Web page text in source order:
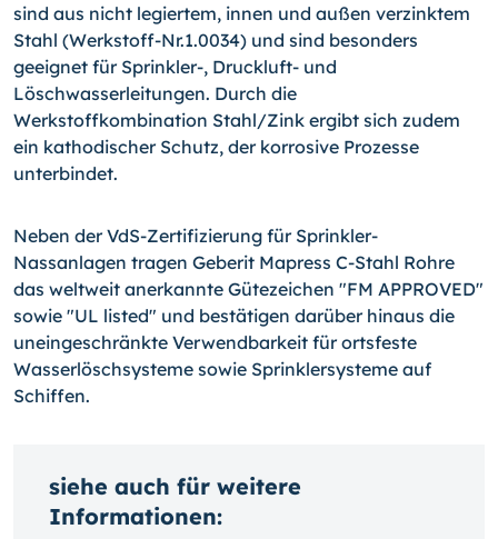
sind aus nicht legiertem, innen und außen verzinktem
Stahl (Werkstoff-Nr.1.0034) und sind besonders
geeignet für Sprinkler-, Druckluft- und
Löschwasserleitungen. Durch die
Werkstoffkombination Stahl/Zink ergibt sich zudem
ein kathodischer Schutz, der korrosive Prozesse
unterbindet.
Neben der VdS-Zertifizierung für Sprinkler-
Nassanlagen tragen Geberit Mapress C-Stahl Rohre
das weltweit anerkannte Gütezeichen "FM APPROVED"
sowie "UL listed" und bestätigen darüber hinaus die
uneingeschränkte Verwendbarkeit für ortsfeste
Wasserlöschsysteme sowie Sprinklersysteme auf
Schiffen.
siehe auch für weitere
Informationen: